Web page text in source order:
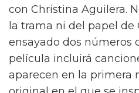
con Christina Aguilera.
la trama ni del papel de
ensayado dos números
película incluirá
aparecen en la primera